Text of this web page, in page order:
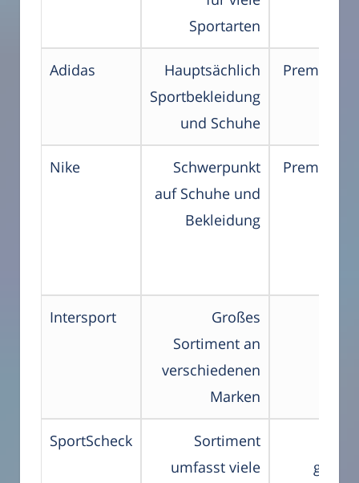
Sportarten
Adidas
Hauptsächlich
Sportbekleidung
und Schuhe
Premium-
Nike
Schwerpunkt
auf Schuhe und
Bekleidung
Premium-
Intersport
Großes
Sortiment an
verschiedenen
Marken
SportScheck
Sortiment
umfasst viele